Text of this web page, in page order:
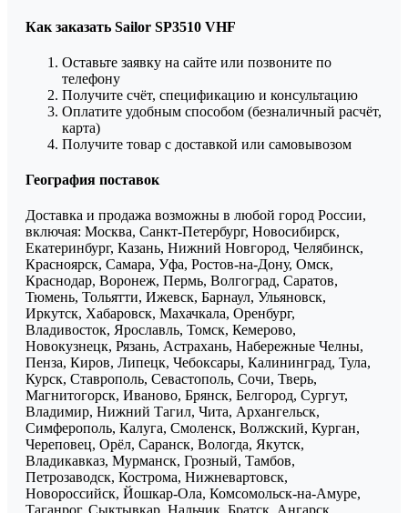
Как заказать Sailor SP3510 VHF
Оставьте заявку на сайте или позвоните по
телефону
Получите счёт, спецификацию и консультацию
Оплатите удобным способом (безналичный расчёт,
карта)
Получите товар с доставкой или самовывозом
География поставок
Доставка и продажа возможны в любой город России,
включая: Москва, Санкт-Петербург, Новосибирск,
Екатеринбург, Казань, Нижний Новгород, Челябинск,
Красноярск, Самара, Уфа, Ростов-на-Дону, Омск,
Краснодар, Воронеж, Пермь, Волгоград, Саратов,
Тюмень, Тольятти, Ижевск, Барнаул, Ульяновск,
Иркутск, Хабаровск, Махачкала, Оренбург,
Владивосток, Ярославль, Томск, Кемерово,
Новокузнецк, Рязань, Астрахань, Набережные Челны,
Пенза, Киров, Липецк, Чебоксары, Калининград, Тула,
Курск, Ставрополь, Севастополь, Сочи, Тверь,
Магнитогорск, Иваново, Брянск, Белгород, Сургут,
Владимир, Нижний Тагил, Чита, Архангельск,
Симферополь, Калуга, Смоленск, Волжский, Курган,
Череповец, Орёл, Саранск, Вологда, Якутск,
Владикавказ, Мурманск, Грозный, Тамбов,
Петрозаводск, Кострома, Нижневартовск,
Новороссийск, Йошкар-Ола, Комсомольск-на-Амуре,